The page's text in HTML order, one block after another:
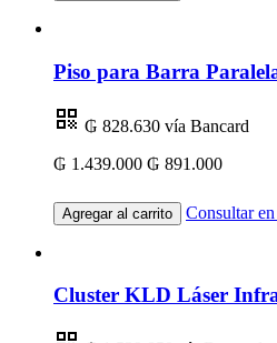
Piso para Barra
₲ 828.630 vía Bancard
₲ 1.439.000 ₲ 891.000
Agregar al carrito Consultar
Cluster KLD Láser